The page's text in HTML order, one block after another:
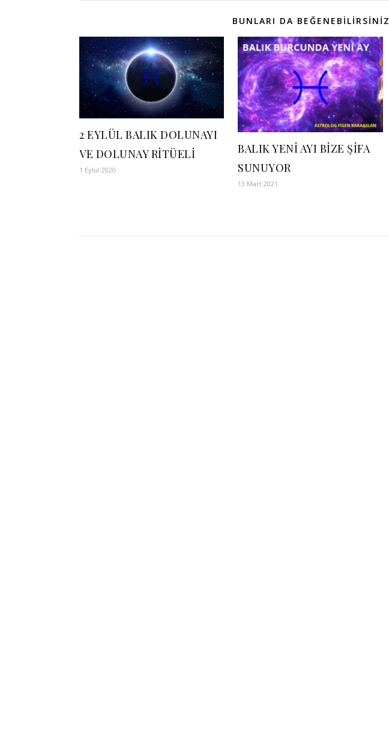
BUNLARI DA BEĞENEBILIRSINIZ
2 EYLÜL BALIK DOLUNAYI
VE DOLUNAY RİTÜELİ
1 Eylül 2020
BALIK YENİ AYI BİZE ŞİFA
SUNUYOR
13 Mart 2021